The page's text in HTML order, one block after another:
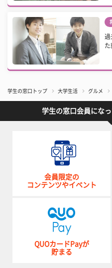
過
た
学生の窓口トップ 大学生活 グルメ
学生の窓口会員にな
会員限定の
コンテンツやイベント
QUOカードPayが
貯まる